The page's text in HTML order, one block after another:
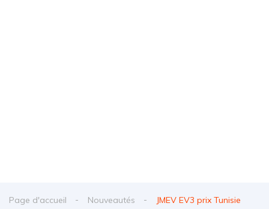
Page d'accueil Nouveautés JMEV EV3 prix Tunisie